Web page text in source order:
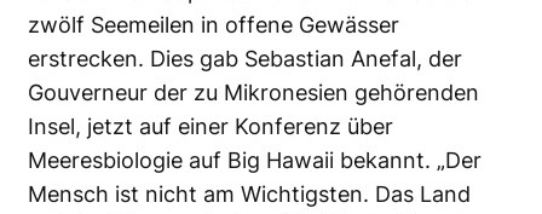
zwölf Seemeilen in offene Gewässer
erstrecken. Dies gab Sebastian Anefal, der
Gouverneur der zu Mikronesien gehörenden
Insel, jetzt auf einer Konferenz über
Meeresbiologie auf Big Hawaii bekannt. „Der
Mensch ist nicht am Wichtigsten. Das Land